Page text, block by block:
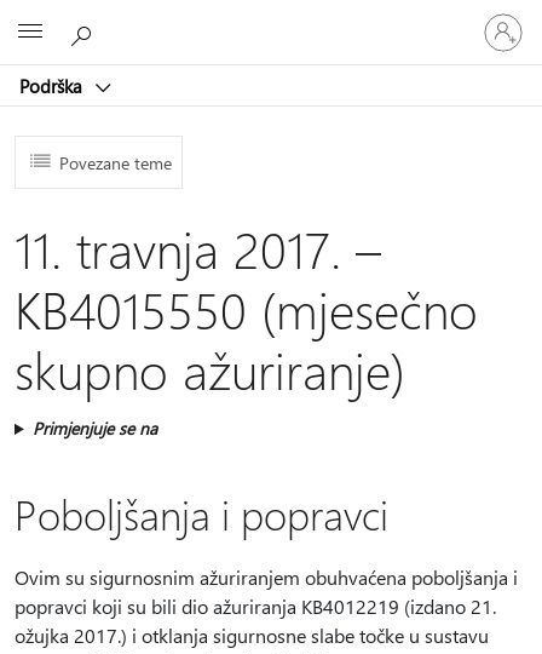
Podrška
Prijavite
se
u
račun
Povezane teme
11. travnja 2017. –
KB4015550 (mjesečno
skupno ažuriranje)
Primjenjuje se na
Poboljšanja i popravci
Ovim su sigurnosnim ažuriranjem obuhvaćena poboljšanja i
popravci koji su bili dio ažuriranja KB4012219 (izdano 21.
ožujka 2017.) i otklanja sigurnosne slabe točke u sustavu